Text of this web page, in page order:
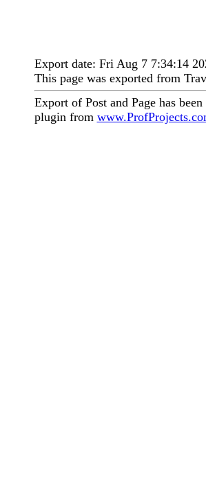
Export date: Fri Aug 7 7:34:14
This page was exported from
Export of Post and Page has
plugin from